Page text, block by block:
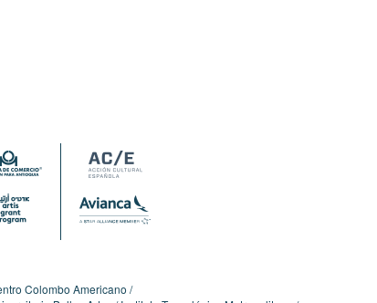
Colombo Americano